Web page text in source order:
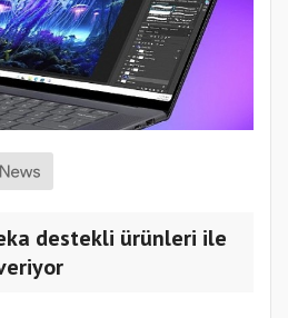
destekli ürünleri ile